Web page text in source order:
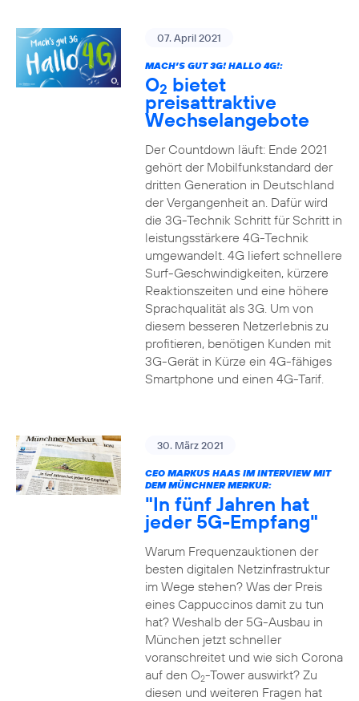
07. April 2021
MACH’S GUT 3G! HALLO 4G!:
O2 bietet
preisattraktive
Wechselangebote
Der Countdown läuft: Ende 2021
gehört der Mobilfunkstandard der
dritten Generation in Deutschland
der Vergangenheit an. Dafür wird
die 3G-Technik Schritt für Schritt in
leistungsstärkere 4G-Technik
umgewandelt. 4G liefert schnellere
Surf-Geschwindigkeiten, kürzere
Reaktionszeiten und eine höhere
Sprachqualität als 3G. Um von
diesem besseren Netzerlebnis zu
profitieren, benötigen Kunden mit
3G-Gerät in Kürze ein 4G-fähiges
Smartphone und einen 4G-Tarif.
30. März 2021
CEO MARKUS HAAS IM INTERVIEW MIT
DEM MÜNCHNER MERKUR:
"In fünf Jahren hat
jeder 5G-Empfang"
Warum Frequenzauktionen der
besten digitalen Netzinfrastruktur
im Wege stehen? Was der Preis
eines Cappuccinos damit zu tun
hat? Weshalb der 5G-Ausbau in
München jetzt schneller
voranschreitet und wie sich Corona
auf den O2-Tower auswirkt? Zu
diesen und weiteren Fragen hat